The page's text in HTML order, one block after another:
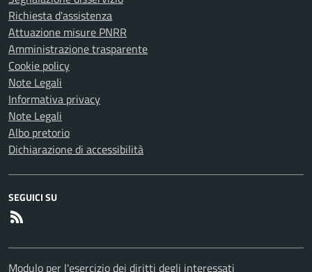
Richiesta d'assistenza
Attuazione misure PNRR
Amministrazione trasparente
Cookie policy
Note Legali
Informativa privacy
Note Legali
Albo pretorio
Dichiarazione di accessibilità
SEGUICI SU
Modulo per l'esercizio dei diritti degli interessati